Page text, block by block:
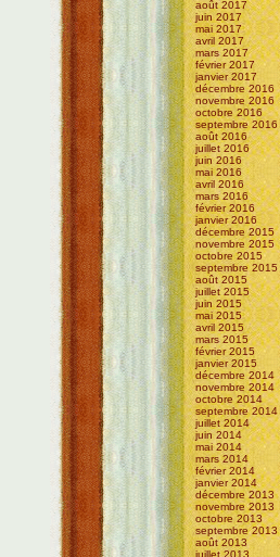
août 2017
juin 2017
mai 2017
avril 2017
mars 2017
février 2017
janvier 2017
décembre 2016
novembre 2016
octobre 2016
septembre 2016
août 2016
juillet 2016
juin 2016
mai 2016
avril 2016
mars 2016
février 2016
janvier 2016
décembre 2015
novembre 2015
octobre 2015
septembre 2015
août 2015
juillet 2015
juin 2015
mai 2015
avril 2015
mars 2015
février 2015
janvier 2015
décembre 2014
novembre 2014
octobre 2014
septembre 2014
juillet 2014
juin 2014
mai 2014
mars 2014
février 2014
janvier 2014
décembre 2013
novembre 2013
octobre 2013
septembre 2013
août 2013
juillet 2013